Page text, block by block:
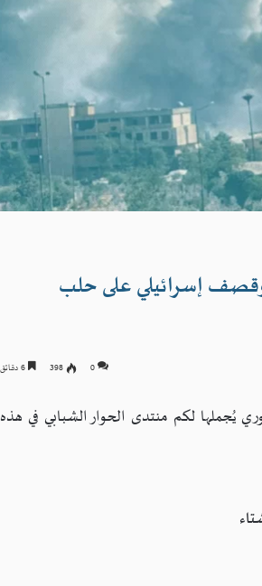
وقصف إسرائيلي على حلب
0
398
يُجملها لكم منتدى الحوار الشبابي في هذه